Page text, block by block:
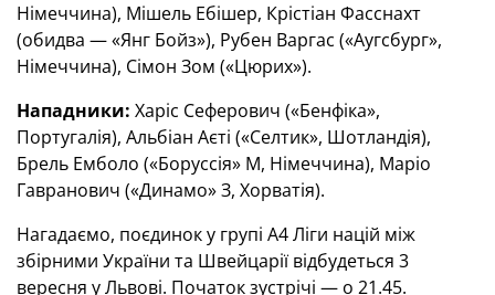
Німеччина), Мішель Ебішер, Крістіан Фасснахт
(обидва — «Янг Бойз»), Рубен Варгас («Аугсбург»,
Німеччина), Сімон Зом («Цюрих»).
Нападники: Харіс Сеферович («Бенфіка»,
Португалія), Альбіан Аєті («Селтик», Шотландія),
Брель Емболо («Боруссія» М, Німеччина), Маріо
Гавранович («Динамо» З, Хорватія).
Нагадаємо, поєдинок у групі А4 Ліги націй між
збірними України та Швейцарії відбудеться 3
вересня у Львові. Початок зустрічі — о 21.45.